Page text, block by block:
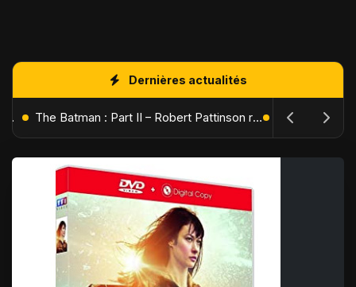
Dernières actualités
L'Âge de Glace : Le Réveil du Volcan – Manny, Sid et Diego de retour pour une aventure explosive The Batman : Part II – Robert Pattinson replonge dans les ténèbres de Gotham dès octobre 2027